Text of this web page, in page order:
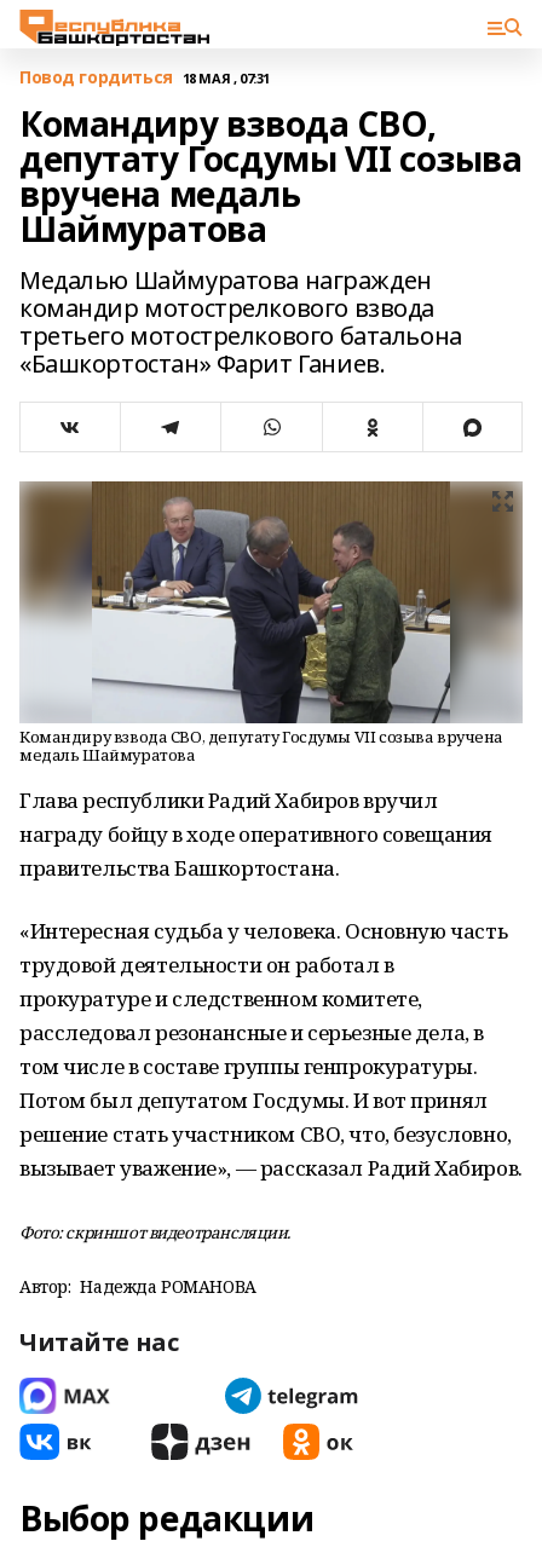
Повод гордиться 18 МАЯ , 07:31
Командиру взвода СВО,
депутату Госдумы VII созыва
вручена медаль
Шаймуратова
Медалью Шаймуратова награжден
командир мотострелкового взвода
третьего мотострелкового батальона
«Башкортостан» Фарит Ганиев.
Командиру взвода СВО, депутату Госдумы VII созыва вручена
медаль Шаймуратова
Глава республики Радий Хабиров вручил
награду бойцу в ходе оперативного совещания
правительства Башкортостана.
«Интересная судьба у человека. Основную часть
трудовой деятельности он работал в
прокуратуре и следственном комитете,
расследовал резонансные и серьезные дела, в
том числе в составе группы генпрокуратуры.
Потом был депутатом Госдумы. И вот принял
решение стать участником СВО, что, безусловно,
вызывает уважение», — рассказал Радий Хабиров.
Фото: скриншот видеотрансляции.
Автор: Надежда РОМАНОВА
Читайте нас
Выбор редакции